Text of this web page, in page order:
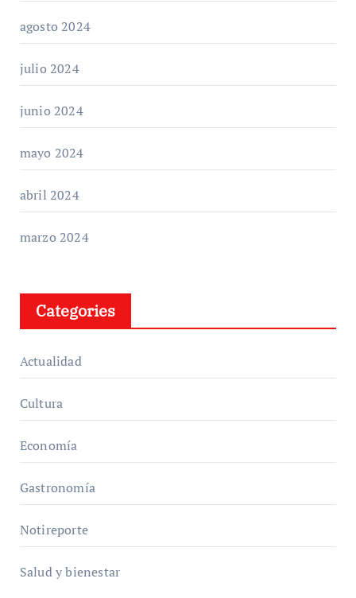
agosto 2024
julio 2024
junio 2024
mayo 2024
abril 2024
marzo 2024
Categories
Actualidad
Cultura
Economía
Gastronomía
Notireporte
Salud y bienestar